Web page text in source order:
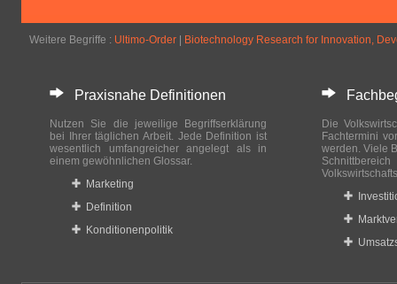
Weitere Begriffe : Ultimo-Order Biotechnology Research for Innovation,
Praxisnahe Definitionen
Nutzen Sie die jeweilige Begriffserklärung
bei Ihrer täglichen Arbeit. Jede Definition ist
wesentlich umfangreicher angelegt als in
einem gewöhnlichen Glossar.
Marketing
Definition
Konditionenpolitik
Die
Fachtermini
werden. Viele